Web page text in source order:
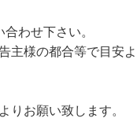
わせ下さい。
様の都合等で目安
りお願い致します。